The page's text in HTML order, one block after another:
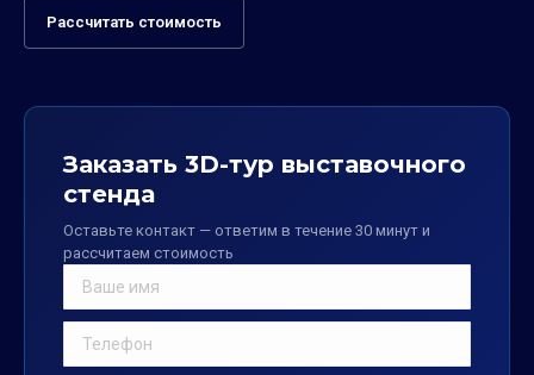
Рассчитать стоимость
Заказать 3D-тур выставочного
стенда
Оставьте контакт — ответим в течение 30 минут и
рассчитаем стоимость